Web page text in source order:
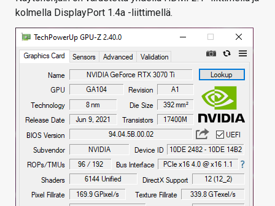
kolmella DisplayPort 1.4a -liittimellä.